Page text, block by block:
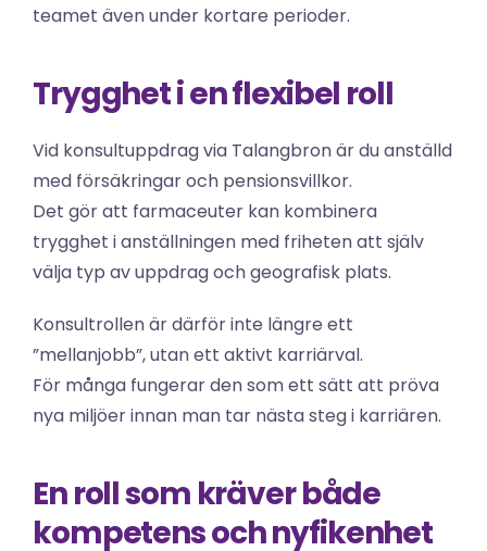
teamet även under kortare perioder.
Trygghet i en flexibel roll
Vid konsultuppdrag via Talangbron är du anställd
med försäkringar och pensionsvillkor.
Det gör att farmaceuter kan kombinera
trygghet i anställningen med friheten att själv
välja typ av uppdrag och geografisk plats.
Konsultrollen är därför inte längre ett
”mellanjobb”, utan ett aktivt karriärval.
För många fungerar den som ett sätt att pröva
nya miljöer innan man tar nästa steg i karriären.
En roll som kräver både
kompetens och nyfikenhet